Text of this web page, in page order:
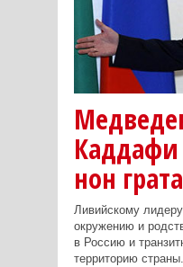
Каддафи
нон грата
Ливийскому
окружению и
в Россию и
территорию